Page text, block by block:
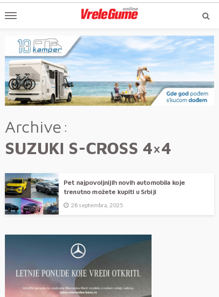
Archive
SUZUKI S-CROSS 4×4
Pet najpovoljnijih novih automobila koje
trenutno možete kupiti u Srbiji
28 septembra, 2025